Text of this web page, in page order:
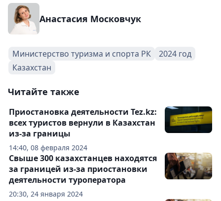
Анастасия Московчук
Министерство туризма и спорта РК
2024 год
Казахстан
Читайте также
14:40, 08 февраля 2024
Приостановка деятельности Tez.kz:
всех туристов вернули в Казахстан
из-за границы
20:30, 24 января 2024
Свыше 300 казахстанцев находятся
за границей из-за приостановки
деятельности туроператора